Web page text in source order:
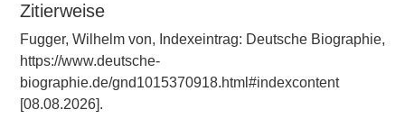
Zitierweise
Fugger, Wilhelm von, Indexeintrag: Deutsche Biographie,
https://www.deutsche-
biographie.de/gnd1015370918.html#indexcontent
[08.08.2026].